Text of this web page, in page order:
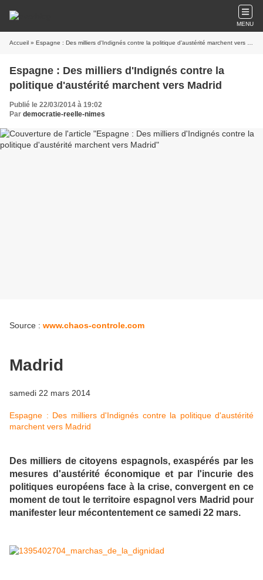
MENU
Accueil » Espagne : Des milliers d'Indignés contre la politique d'austérité marchent vers Madrid
Espagne : Des milliers d'Indignés contre la
politique d'austérité marchent vers Madrid
Publié le 22/03/2014 à 19:02
Par democratie-reelle-nimes
Source : www.chaos-controle.com
Madrid
samedi 22 mars 2014
Espagne : Des milliers d'Indignés contre la politique d'austérité
marchent vers Madrid
Des milliers de citoyens espagnols, exaspérés par les
mesures d'austérité économique et par l'incurie des
politiques européens face à la crise, convergent en ce
moment de tout le territoire espagnol vers Madrid pour
manifester leur mécontentement ce samedi 22 mars.